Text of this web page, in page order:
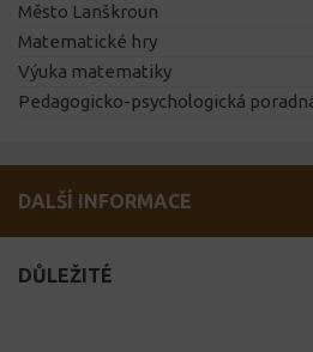
Město Lanškroun
Matematické hry
Výuka matematiky
Pedagogicko-psychologická
DALŠÍ INFORMACE
DŮLEŽITÉ